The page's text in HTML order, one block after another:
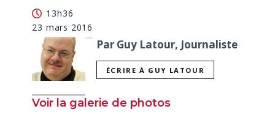
13h36
23 mars 2016
Par Guy Latour, Journaliste
ÉCRIRE À GUY LATOUR
Voir la galerie de photos